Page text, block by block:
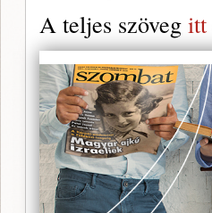
A teljes szöveg itt